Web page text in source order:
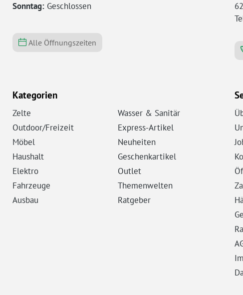
Sonntag: Geschlossen
Alle Öffnungszeiten
Kategorien
Zelte
Outdoor/Freizeit
Möbel
Haushalt
Elektro
Fahrzeuge
Ausbau
Wasser & Sanitär
Express-Artikel
Neuheiten
Geschenkartikel
Outlet
Themenwelten
Ratgeber